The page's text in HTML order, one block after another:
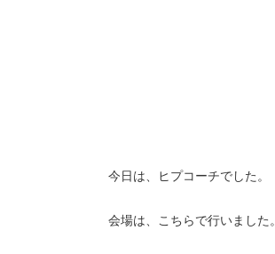
今日は、ヒプコーチでした。
会場は、こちらで行いました。